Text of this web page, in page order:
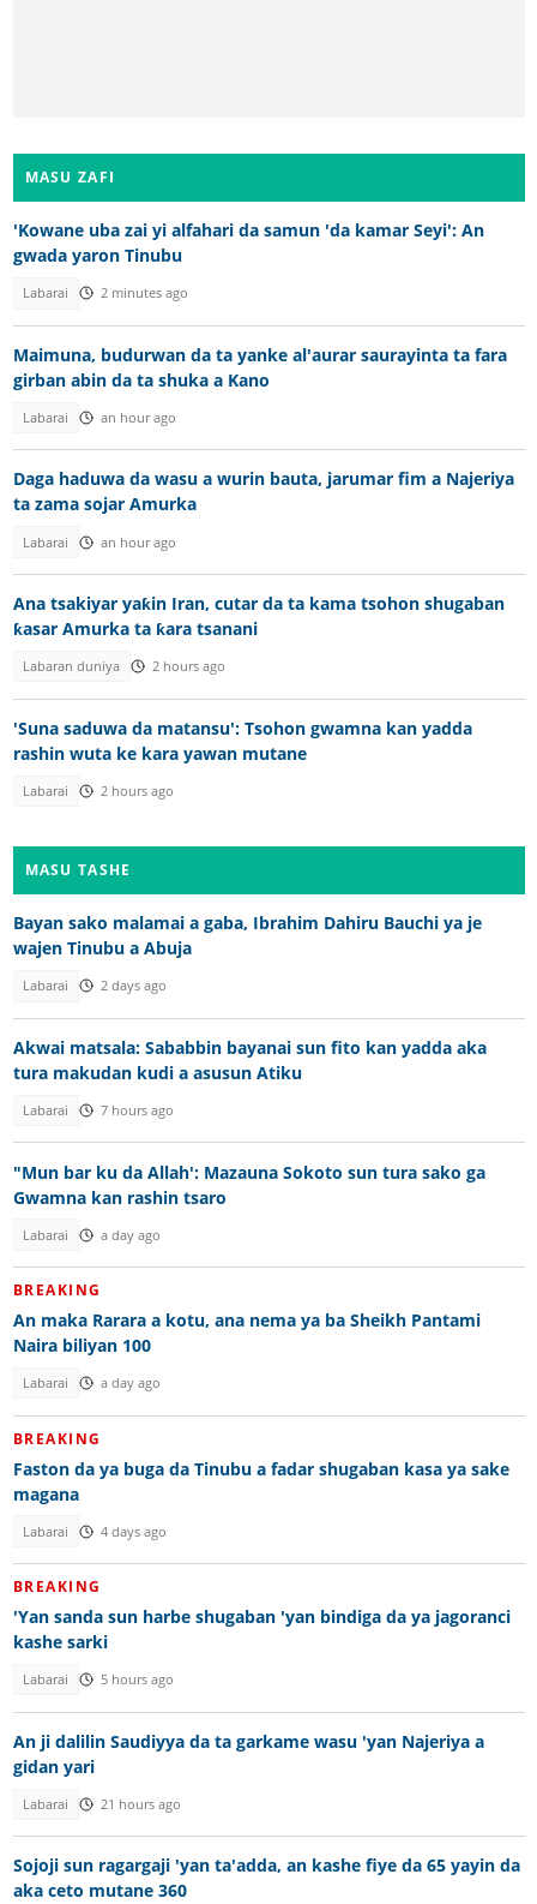
MASU ZAFI
'Kowane uba zai yi alfahari da samun 'da kamar Seyi': An
gwada yaron Tinubu
Labarai 2 minutes ago
Maimuna, budurwan da ta yanke al'aurar saurayinta ta fara
girban abin da ta shuka a Kano
Labarai an hour ago
Daga haduwa da wasu a wurin bauta, jarumar fim a Najeriya
ta zama sojar Amurka
Labarai an hour ago
Ana tsakiyar yaƙin Iran, cutar da ta kama tsohon shugaban
ƙasar Amurka ta ƙara tsanani
Labaran duniya 2 hours ago
'Suna saduwa da matansu': Tsohon gwamna kan yadda
rashin wuta ke kara yawan mutane
Labarai 2 hours ago
MASU TASHE
Bayan sako malamai a gaba, Ibrahim Dahiru Bauchi ya je
wajen Tinubu a Abuja
Labarai 2 days ago
Akwai matsala: Sababbin bayanai sun fito kan yadda aka
tura makudan kudi a asusun Atiku
Labarai 7 hours ago
"Mun bar ku da Allah': Mazauna Sokoto sun tura sako ga
Gwamna kan rashin tsaro
Labarai a day ago
BREAKING
An maka Rarara a kotu, ana nema ya ba Sheikh Pantami
Naira biliyan 100
Labarai a day ago
BREAKING
Faston da ya buga da Tinubu a fadar shugaban kasa ya sake
magana
Labarai 4 days ago
BREAKING
'Yan sanda sun harbe shugaban 'yan bindiga da ya jagoranci
kashe sarki
Labarai 5 hours ago
An ji dalilin Saudiyya da ta garkame wasu 'yan Najeriya a
gidan yari
Labarai 21 hours ago
Sojoji sun ragargaji 'yan ta'adda, an kashe fiye da 65 yayin da
aka ceto mutane 360